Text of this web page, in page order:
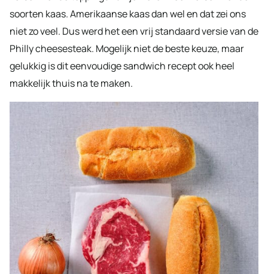
soorten kaas. Amerikaanse kaas dan wel en dat zei ons
niet zo veel. Dus werd het een vrij standaard versie van de
Philly cheesesteak. Mogelijk niet de beste keuze, maar
gelukkig is dit eenvoudige sandwich recept ook heel
makkelijk thuis na te maken.